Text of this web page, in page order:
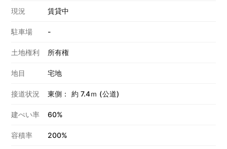
現況 賃貸中
駐車場 -
土地権利 所有権
地目 宅地
接道状況 東側： 約 7.4ｍ (公道)
建ぺい率 60%
容積率 200%